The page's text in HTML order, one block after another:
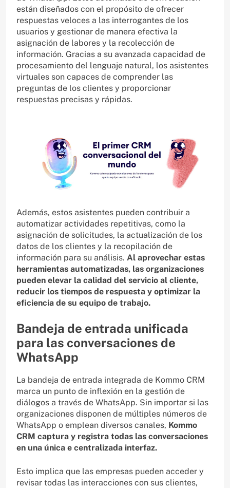
están diseñados con el propósito de ofrecer
respuestas veloces a las interrogantes de los
usuarios y gestionar de manera efectiva la
asignación de labores y la recolección de
información. Gracias a su avanzada capacidad de
procesamiento del lenguaje natural, los asistentes
virtuales son capaces de comprender las
preguntas de los clientes y proporcionar
respuestas precisas y rápidas.
Además, estos asistentes pueden contribuir a
automatizar actividades repetitivas, como la
asignación de solicitudes, la actualización de los
datos de los clientes y la recopilación de
información para su análisis. Al aprovechar estas
herramientas automatizadas, las organizaciones
pueden elevar la calidad del servicio al cliente,
reducir los tiempos de respuesta y optimizar la
eficiencia de su equipo de trabajo.
Bandeja de entrada unificada
para las conversaciones de
WhatsApp
La bandeja de entrada integrada de Kommo CRM
marca un punto de inflexión en la gestión de
diálogos a través de WhatsApp. Sin importar si las
organizaciones disponen de múltiples números de
WhatsApp o emplean diversos canales, Kommo
CRM captura y registra todas las conversaciones
en una única e centralizada interfaz.
Esto implica que las empresas pueden acceder y
revisar todas las interacciones con sus clientes,